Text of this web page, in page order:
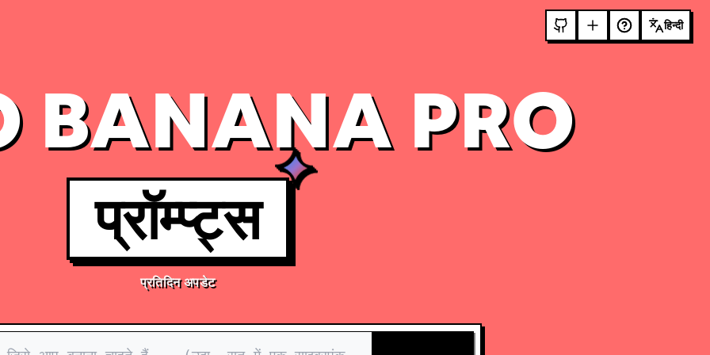
हिन्दी
BANANA PRO
प्रॉम्प्ट्स
प्रतिदिन अपडेट